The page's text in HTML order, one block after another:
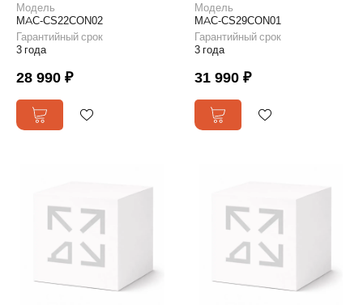
Модель
MAC-CS22CON02
Гарантийный срок
3 года
28 990 ₽
Модель
MAC-CS29CON01
Гарантийный срок
3 года
31 990 ₽